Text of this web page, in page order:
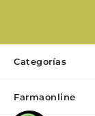
Categorías
Cuidado Personal
Farmaonline